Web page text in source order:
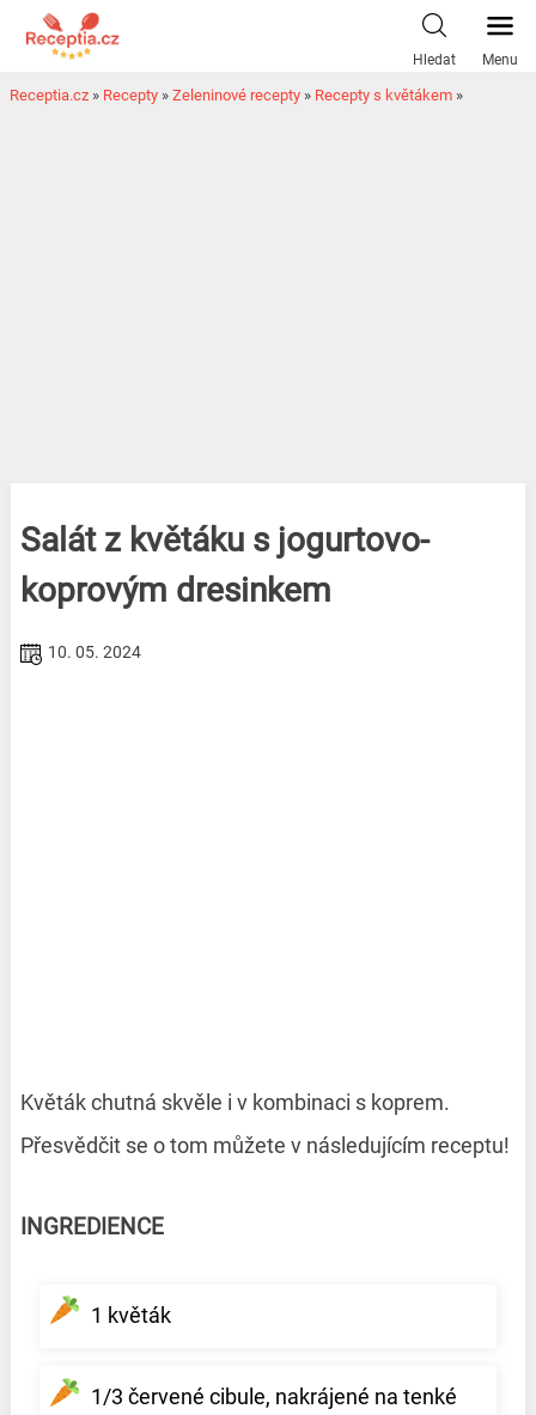
Hledat Menu
Receptia.cz » Recepty » Zeleninové recepty » Recepty s květákem »
Salát z květáku s jogurtovo-
koprovým dresinkem
10. 05. 2024
Květák chutná skvěle i v kombinaci s koprem.
Přesvědčit se o tom můžete v následujícím receptu!
INGREDIENCE
1 květák
1/3 červené cibule, nakrájené na tenké